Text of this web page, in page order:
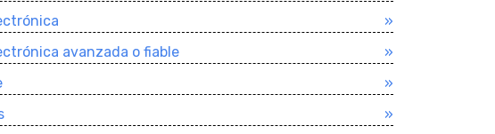
»
avanzada o fiable
»
»
»